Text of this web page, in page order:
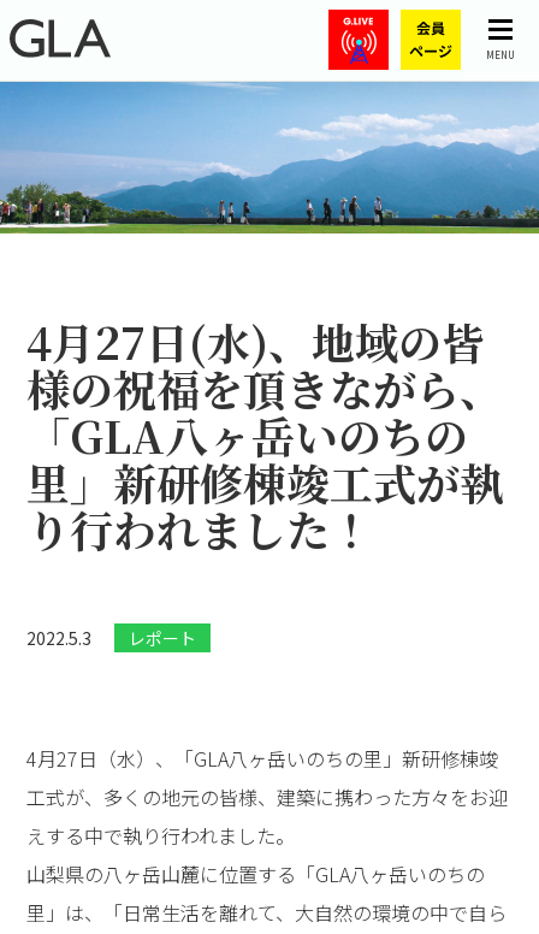
MENU
4月27日(水)、地域の皆
様の祝福を頂きながら、
「GLA八ヶ岳いのちの
里」新研修棟竣工式が執
り行われました！
2022.5.3 レポート
4月27日（水）、「GLA八ヶ岳いのちの里」新研修棟竣
工式が、多くの地元の皆様、建築に携わった方々をお迎
えする中で執り行われました。
山梨県の八ヶ岳山麓に位置する「GLA八ヶ岳いのちの
里」は、「日常生活を離れて、大自然の環境の中で自ら